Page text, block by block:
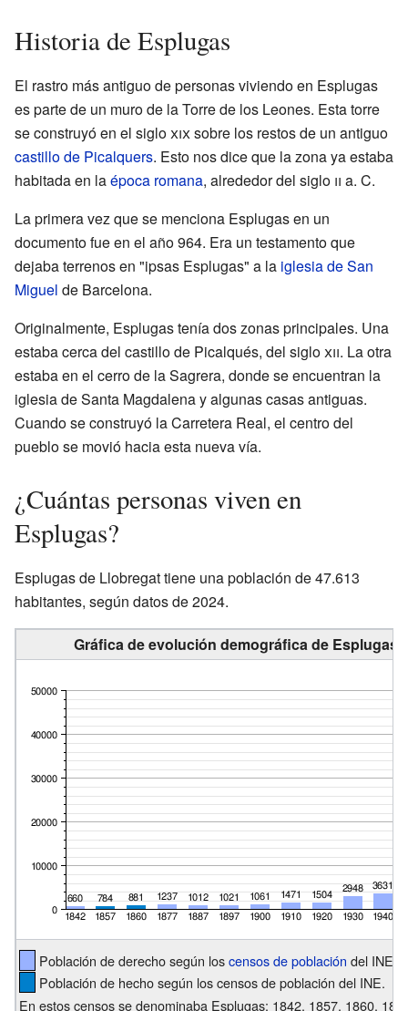
Historia de Esplugas
El rastro más antiguo de personas viviendo en Esplugas
es parte de un muro de la Torre de los Leones. Esta torre
se construyó en el sigloxixsobre los restos de un antiguo
castillo de Picalquers. Esto nos dice que la zona ya estaba
habitada en laépoca romana, alrededor del siglo ii a. C.
La primera vez que se menciona Esplugas en un
documento fue en el año 964. Era un testamento que
dejaba terrenos en "ipsas Esplugas" a la iglesia de San
Miguel de Barcelona.
Originalmente, Esplugas tenía dos zonas principales. Una
estaba cerca del castillo de Picalqués, del sigloxii. La otra
estaba en el cerro de la Sagrera, donde se encuentran la
iglesia de Santa Magdalena y algunas casas antiguas.
Cuando se construyó la Carretera Real, el centro del
pueblo se movió hacia esta nueva vía.
¿Cuántas personas viven en
Esplugas?
Esplugas de Llobregat tiene una población de 47.613
habitantes, según datos de 2024.
Gráfica de evolución demográfica de Esplugas
Población de derecho según loscensos de población del INE.
Población de hecho según los censos de población del INE.
En estos censos se denominaba Esplugas: 1842, 1857, 1860,